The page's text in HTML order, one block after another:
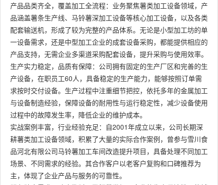
产品品类齐全，覆盖加工全流程：业务聚焦薯类加工设备领域，产
品涵盖薯条生产线、马铃薯深加工设备等核心加工设备，以及各类
配套输送机，形成了较为完整的产品体系。无论是小型加工坊的单
一设备需求，还是中型加工企业的成套设备采购，都能提供相应的
产品支持，无需企业多渠道采购配套设备，提升采购与使用效率。
生产实力稳定，品质有保障：公司拥有固定的生产厂区和完善的生
产设备，在职员工60人，具备稳定的生产能力，能够按照订单需
求按时交付设备。生产过程中注重细节把控，依托多年的金属加工
与设备制造经验，保障设备的耐用性与运行稳定性，减少设备使用
过程中的故障发生率，降低企业的维护成本。
实战案例丰富，行业经验充足：自2001年成立以来，公司长期深
耕薯类加工设备领域，积累了大量的实际合作案例，曾参与雪川食
品河北有限公司马铃薯加工车间改造提升项目，具备处理不同加工
场景、不同需求的经验。其合作客户以老客户复购和口碑推荐为
主，体现了企业产品与服务的可靠性。